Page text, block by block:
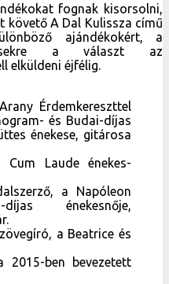
fognak kisorsolni,
követő A Dal Kulissza című
ajándékokért, a
a választ az
elküldeni éjfélig.
Érdemkereszttel
és Budai-díjas
énekese, gitárosa
Laude énekes-
a Napóleon
díjas énekesnője,
a Beatrice és
2015-ben bevezetett